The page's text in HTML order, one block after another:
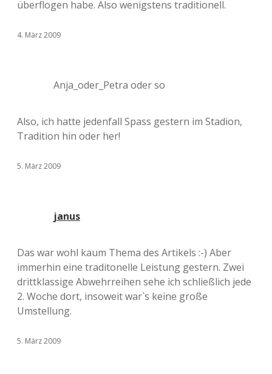
überflogen habe. Also wenigstens traditionell.
4. März 2009
Anja_oder_Petra oder so
Also, ich hatte jedenfall Spass gestern im Stadion,
Tradition hin oder her!
5. März 2009
janus
Das war wohl kaum Thema des Artikels :-) Aber
immerhin eine traditonelle Leistung gestern. Zwei
drittklassige Abwehrreihen sehe ich schließlich jede
2. Woche dort, insoweit war`s keine große
Umstellung.
5. März 2009